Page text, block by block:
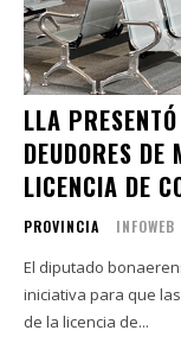
LLA
DEUDORES
LICENCIA DE
PROVINCIA INFOWEB
El diputado
iniciativa para que
de la licencia de...